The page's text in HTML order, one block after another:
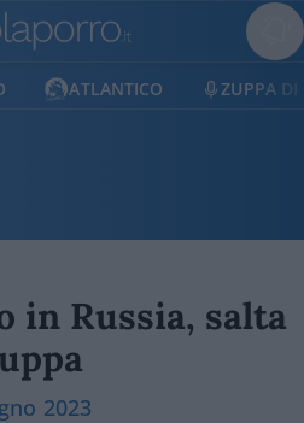
ATLANTICO ZUPPA DI
in Russia, salta
2023